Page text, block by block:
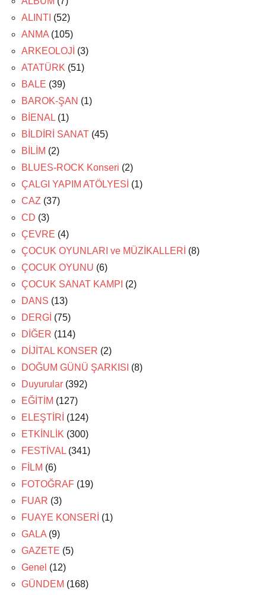
ALINTI (52)
ANMA(105)
ARKEOLOJİ (3)
ATATÜRK (51)
BALE (39)
BAROK-ŞAN (1)
BİENAL(1)
BİLDİRİ SANAT (45)
BİLİM (2)
BLUES-ROCK Konseri (2)
ÇALGI YAPIM ATÖLYESİ (1)
CAZ (37)
CD (3)
ÇEVRE (4)
ÇOCUK OYUNLARI ve MÜZİKALLERİ (8)
ÇOCUK OYUNU (6)
ÇOCUK SANAT KAMPI (2)
DANS (13)
DERGİ (75)
DİĞER (114)
DİJİTAL KONSER (2)
DOĞUM GÜNÜ ŞARKISI (8)
Duyurular (392)
EĞİTİM (127)
ELEŞTİRİ (124)
ETKİNLİK (300)
FESTİVAL(341)
FİLM (6)
FOTOĞRAF (19)
FUAR (3)
FUAYE KONSERİ (1)
GALA(9)
GAZETE (5)
Genel (12)
GÜNDEM (168)